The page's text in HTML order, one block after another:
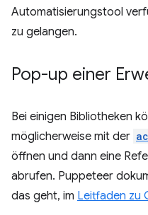
Automatisierungstool
zu gelangen.
Pop-up einer
Bei einigen Bibliotheken
möglicherweise mit der
öffnen und dann eine
abrufen. Puppeteer
das geht, im Leitfaden zu